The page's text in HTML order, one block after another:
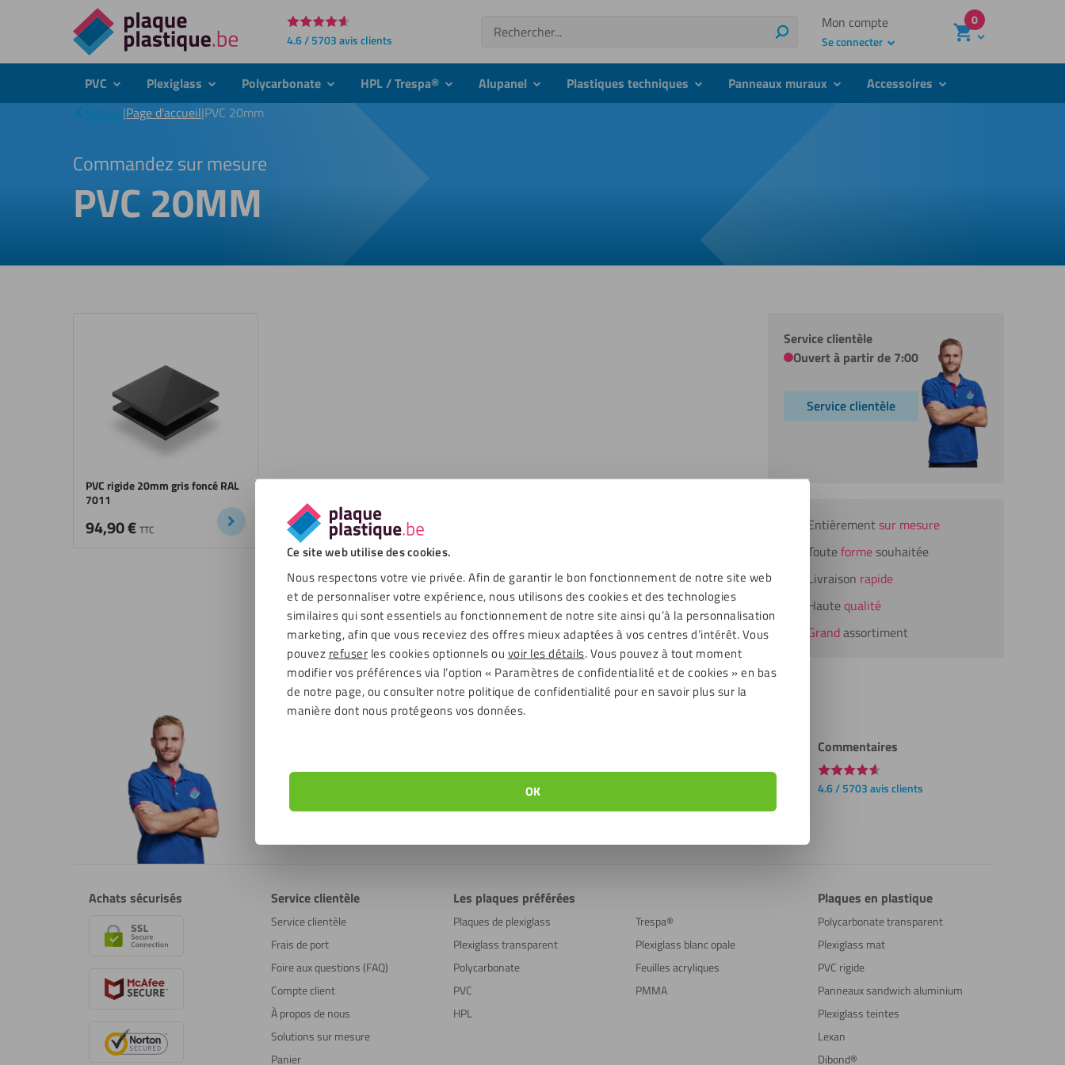
Ce site web utilise des cookies.
Nous respectons votre vie privée. Afin de garantir le bon fonctionnement de notre site web
et de personnaliser votre expérience, nous utilisons des cookies et des technologies
similaires qui sont essentiels au fonctionnement de notre site ainsi qu’à la personnalisation
marketing, afin que vous receviez des offres mieux adaptées à vos centres d’intérêt. Vous
pouvez refuser les cookies optionnels ou voir les détails. Vous pouvez à tout moment
modifier vos préférences via l’option « Paramètres de confidentialité et de cookies » en bas
de notre page, ou consulter notre politique de confidentialité pour en savoir plus sur la
manière dont nous protégeons vos données.
OK
Directement
au
contenu
4.6 / 5703 avis clients
Recherche
Recherche
Mon compte
Se connecter
0
PVC submenuPlexiglass submenuPolycarbonate submenuHPL / Trespa® submenuAlupanel submenuPlastiques techniques submenuPanneaux muraux submenuAccessoires submenu
Retour|Page d'accueil|PVC 20mm
PVC 20MM
Commandez sur mesure
PVC rigide 20mm gris foncé RAL
7011
94,90€ TTC
Service clientèle
Ouvert à partir de 7:00
Service clientèle
Entièrementsur mesure
Touteforme souhaitée
Livraison rapide
Haute qualité
Grandassortiment
Ouvert à partir de 7:00
Commentaires
4.6 / 5703 avis clients
Achats sécurisés Service clientèle
Service clientèle
Frais de port
Foire aux questions (FAQ)
Compte client
À propos de nous
Solutions sur mesure
Panier
Les plaques préférées
Plaques de plexiglass
Plexiglass transparent
Polycarbonate
PVC
HPL
Trespa®
Plexiglass blanc opale
Feuilles acryliques
PMMA
Plaques en plastique
Polycarbonate transparent
Plexiglass mat
PVC rigide
Panneaux sandwich aluminium
Plexiglass teintes
Lexan
Dibond®